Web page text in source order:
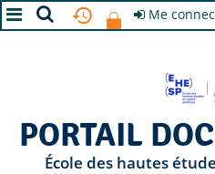
Me
PORTAIL
École des hautes